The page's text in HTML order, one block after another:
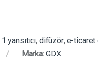
yansıtıcı, difüzör, e-ticaret
Marka:GDX